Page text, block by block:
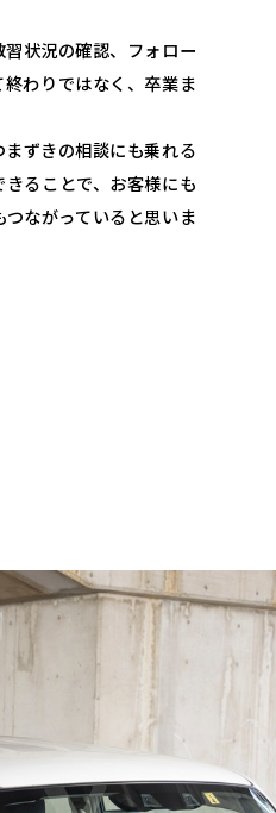
状況の確認、フォロー
わりではなく、卒業ま
ずきの相談にも乗れる
ることで、お客様にも
ながっていると思いま